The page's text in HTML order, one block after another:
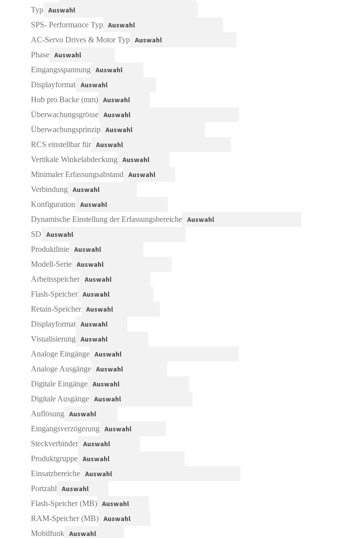
Typ
SPS- Performance Typ
AC-Servo Drives & Motor Typ
Phase
Eingangsspannung
Displayformat
Hub pro Backe (mm)
Überwachungsgrösse
Überwachungsprinzip
RCS einstellbar für
Vertikale Winkelabdeckung
Minimaler Erfassungsabstand
Verbindung
Konfiguration
Dynamische Einstellung der Erfassungsbereiche
SD
Produktlinie
Modell-Serie
Arbeitsspeicher
Flash-Speicher
Retain-Speicher
Displayformat
Visualisierung
Analoge Eingänge
Analoge Ausgänge
Digitale Eingänge
Digitale Ausgänge
Auflösung
Eingangsverzögerung
Steckverbinder
Produktgruppe
Einsatzbereiche
Portzahl
Flash-Speicher (MB)
RAM-Speicher (MB)
Mobilfunk